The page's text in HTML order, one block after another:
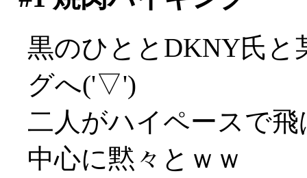
黒のひととDKNY氏と
グへ('▽')
二人がハイペースで
中心に黙々とｗｗ